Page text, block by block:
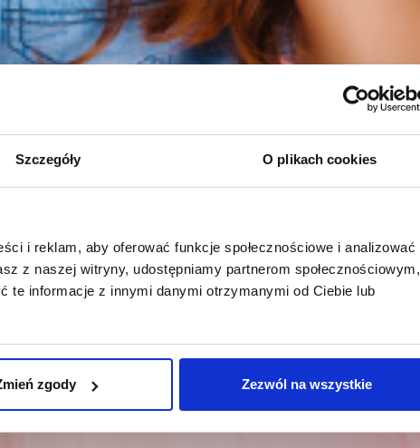
Szczegóły O plikach cookies
i reklam, aby oferować funkcje społecznościowe i analizować
z naszej witryny, udostępniamy partnerom społecznościowym,
te informacje z innymi danymi otrzymanymi od Ciebie lub
zgody Zezwól na wszystkie